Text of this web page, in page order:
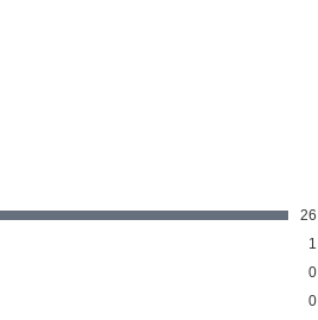
26
1
0
0